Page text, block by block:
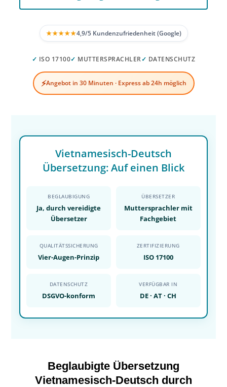
★★★★★4,9/5 Kundenzufriedenheit (Google)
✓ ISO 17100✓ MUTTERSPRACHLER✓ DATENSCHUTZ
⚡Angebot in 30 Minuten · Express ab 24h möglich
Vietnamesisch-Deutsch
Übersetzung: Auf einen Blick
BEGLAUBIGUNG
Ja, durch vereidigte
Übersetzer
ÜBERSETZER
Muttersprachler mit
Fachgebiet
QUALITÄTSSICHERUNG
Vier-Augen-Prinzip
ZERTIFIZIERUNG
ISO 17100
DATENSCHUTZ
DSGVO-konform
VERFÜGBAR IN
DE · AT · CH
Beglaubigte Übersetzung
Vietnamesisch-Deutsch durch